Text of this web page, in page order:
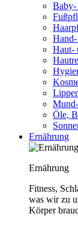
Baby-
Haut-
Öle,
Ernährung
Ernährung
Fitness,
was wir zu
Körper